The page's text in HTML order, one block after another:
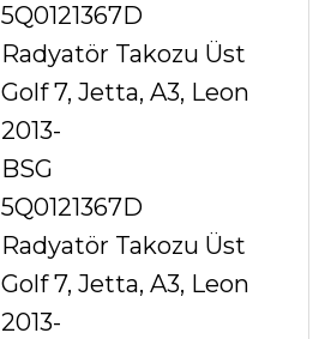
5Q0121367D
Radyatör Takozu Üst
Golf 7, Jetta, A3, Leon
2013-
BSG
5Q0121367D
Radyatör Takozu Üst
Golf 7, Jetta, A3, Leon
2013-